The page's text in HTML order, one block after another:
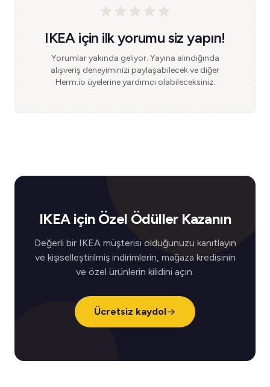
IKEA için ilk yorumu siz yapın!
Yorumlar yakında geliyor. Yayına alındığında
alışveriş deneyiminizi paylaşabilecek ve diğer
Herm.io üyelerine yardımcı olabileceksiniz.
IKEA için Özel Ödüller Kazanın
Değerli bir IKEA müşterisi olduğunuzu kanıtlayın
ve kişiselleştirilmiş indirimlerin, mağaza kredisinin
ve özel ürünlerin kilidini açın.
Ücretsiz kaydol